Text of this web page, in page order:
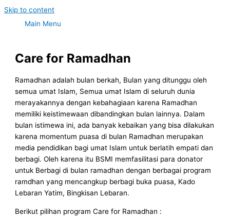
Skip to content
Main Menu
Care for Ramadhan
Ramadhan adalah bulan berkah, Bulan yang ditunggu oleh
semua umat Islam, Semua umat Islam di seluruh dunia
merayakannya dengan kebahagiaan karena Ramadhan
memiliki keistimewaan dibandingkan bulan lainnya. Dalam
bulan istimewa ini, ada banyak kebaikan yang bisa dilakukan
karena momentum puasa di bulan Ramadhan merupakan
media pendidikan bagi umat Islam untuk berlatih empati dan
berbagi. Oleh karena itu BSMI memfasilitasi para donator
untuk Berbagi di bulan ramadhan dengan berbagai program
ramdhan yang mencangkup berbagi buka puasa, Kado
Lebaran Yatim, Bingkisan Lebaran.
Berikut pilihan program Care for Ramadhan :